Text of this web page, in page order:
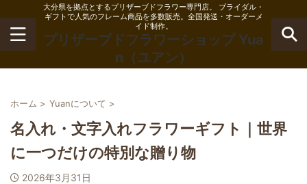
大分県を拠点とするプリザーブドフラワー専門店。 ブライダル・
ギフトで人気のフレーム商品を多数販売。全国発送・オーダーメ
イド制作。
プリザーブドフラワーショップ Yua
n（ユアン）
ホーム > Yuanについて >
名入れ・文字入れフラワーギフト｜世界
に一つだけの特別な贈り物
2026年3月31日